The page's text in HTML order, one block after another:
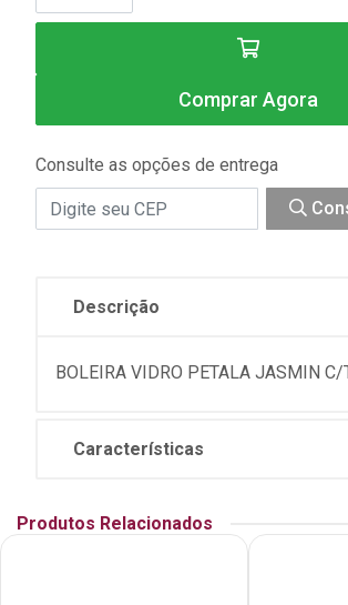
Comprar Agora
Consulte as opções de entrega
Descrição
BOLEIRA VIDRO PETALA JASMIN
Características
Produtos Relacionados